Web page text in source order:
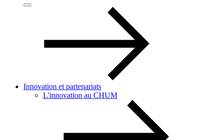
Innovation et partenariats
L'innovation au CHUM